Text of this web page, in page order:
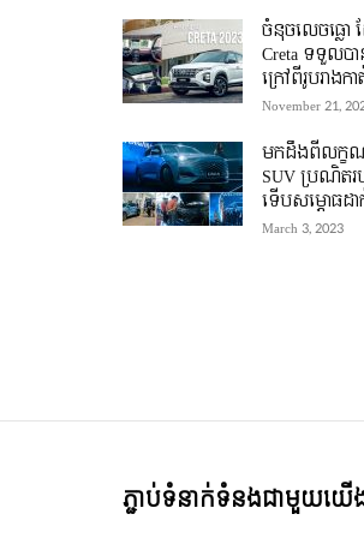
ចំនុចលេចធ្លោ
Creta ទទួលបា
ក្រៅពីរូបរាង
November 21,
មកដឹងពីលក្ខ
SUV ប្រណិតរ
ទើបសម្ភោធដ
March 3, 2023
ភ្ជាប់ទំនាក់ទំនងជាមួយយើ